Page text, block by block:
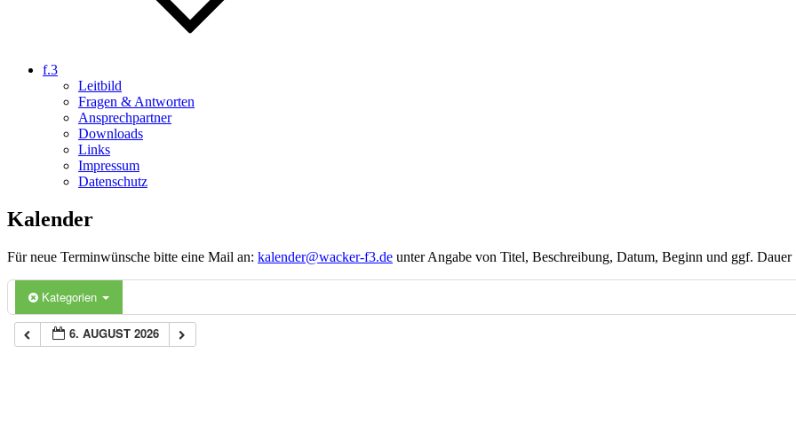
f.3
Leitbild
Fragen & Antworten
Ansprechpartner
Downloads
Links
Impressum
Datenschutz
Kalender
Für neue Terminwünsche bitte eine Mail an: kalender@wacker-f3.de unter Angabe von Titel, Beschreibung, Datum, Beginn und ggf. Dauer
Kategorien
6. AUGUST 2026